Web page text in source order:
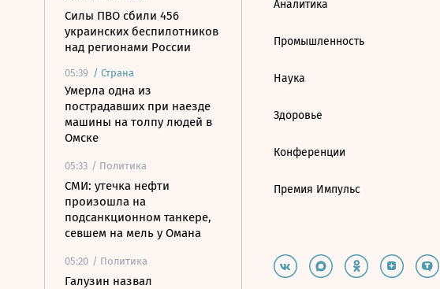
Силы ПВО сбили 456
украинских беспилотников
над регионами России
05:39 / Страна
Умерла одна из
пострадавших при наезде
машины на толпу людей в
Омске
05:33 / Политика
СМИ: утечка нефти
произошла на
подсанкционном танкере,
севшем на мель у Омана
05:20 / Политика
Галузин назвал
Аналитика
Промышленность
Наука
Здоровье
Конференции
Премия Импульс